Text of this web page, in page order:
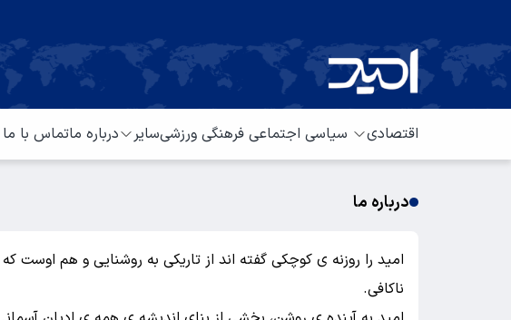
اقتصادی سیاسی اجتماعی فرهنگی ورزشیسایر درباره ماتماس با ما
درباره ما
امید را روزنه ی کوچکی گفته اند از تاریکی به روشنایی و هم
ناکافی.